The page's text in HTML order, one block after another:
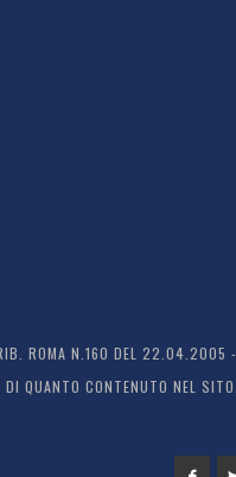
ROMA N.160 DEL 22.04.2005 -
QUANTO CONTENUTO NEL SITO.